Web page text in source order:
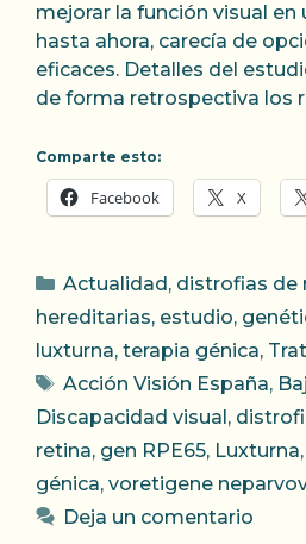
mejorar la función visual
hasta ahora, carecía de
eficaces. Detalles del
de forma retrospectiva los
Comparte esto:
Facebook X
Categorías
Actualidad , distrofias de
hereditarias, estudio,
luxturna, terapia génica,
Etiquetas
Acción Visión España,
Discapacidad visual ,
retina, gen RPE65, Luxturna,
génica, voretigene
Deja un comentario